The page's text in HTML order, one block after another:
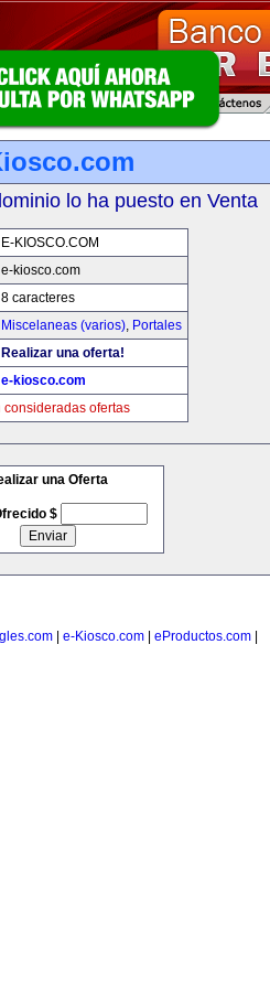
lo ha puesto en Venta
E-KIOSCO.COM
e-kiosco.com
8 caracteres
Miscelaneas (varios), Portales
Realizar una oferta!
e-kiosco.com
consideradas ofertas
una Oferta
$
e-Kiosco.com eProductos.com